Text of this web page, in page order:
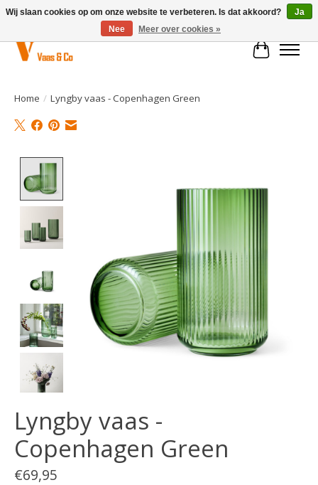
Home / Lyngby vaas - Copenhagen Green
Lyngby vaas -
Copenhagen Green
€69,95
Wij slaan cookies op om onze website te verbeteren. Is dat akkoord?
Ja
Nee
Meer over cookies »